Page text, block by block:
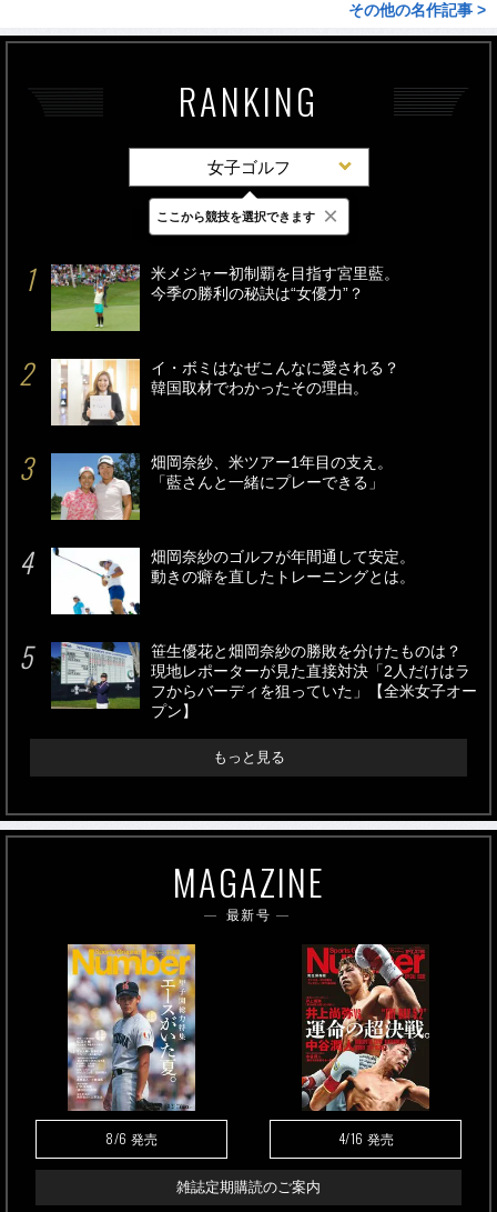
その他の名作記事 >
RANKING
女子ゴルフ
最新 24時間 週間
米メジャー初制覇を目指す宮里藍。
今季の勝利の秘訣は“女優力”？
イ・ボミはなぜこんなに愛される？
韓国取材でわかったその理由。
畑岡奈紗、米ツアー1年目の支え。
「藍さんと一緒にプレーできる」
畑岡奈紗のゴルフが年間通して安定。
動きの癖を直したトレーニングとは。
笹生優花と畑岡奈紗の勝敗を分けたものは？
現地レポーターが見た直接対決「2人だけはラ
フからバーディを狙っていた」【全米女子オー
プン】
もっと見る
MAGAZINE
最新号
8/6 発売 4/16 発売
雑誌定期購読のご案内
ここから競技を選択できます ×